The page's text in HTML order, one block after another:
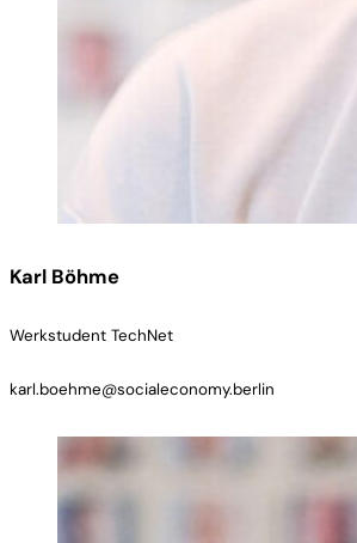
Karl Böhme
Werkstudent TechNet
karl.boehme@socialeconomy.berlin